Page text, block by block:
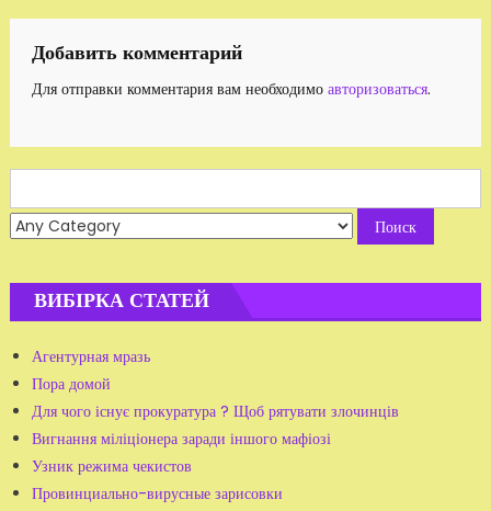
записям
Добавить комментарий
Для отправки комментария вам необходимо авторизоваться.
for:
ВИБІРКА СТАТЕЙ
Агентурная мразь
Пора домой
Для чого існує прокуратура ? Щоб рятувати злочинців
Вигнання міліціонера заради іншого мафіозі
Узник режима чекистов
Провинциально-вирусные зарисовки